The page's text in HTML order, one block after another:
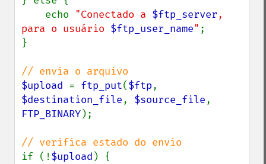
    echo
"Conectado a $ftp_server,
para o usuário $ftp_user_name" ;
}
$upload = ftp_put($ftp
$destination_file, $source_file
FTP_BINARY);
if (!$upload ) {